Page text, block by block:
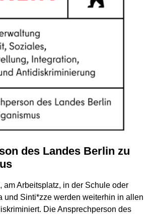
am Arbeitsplatz, in der Schule oder
und Sinti*zze werden weiterhin in allen
Die Ansprechperson des